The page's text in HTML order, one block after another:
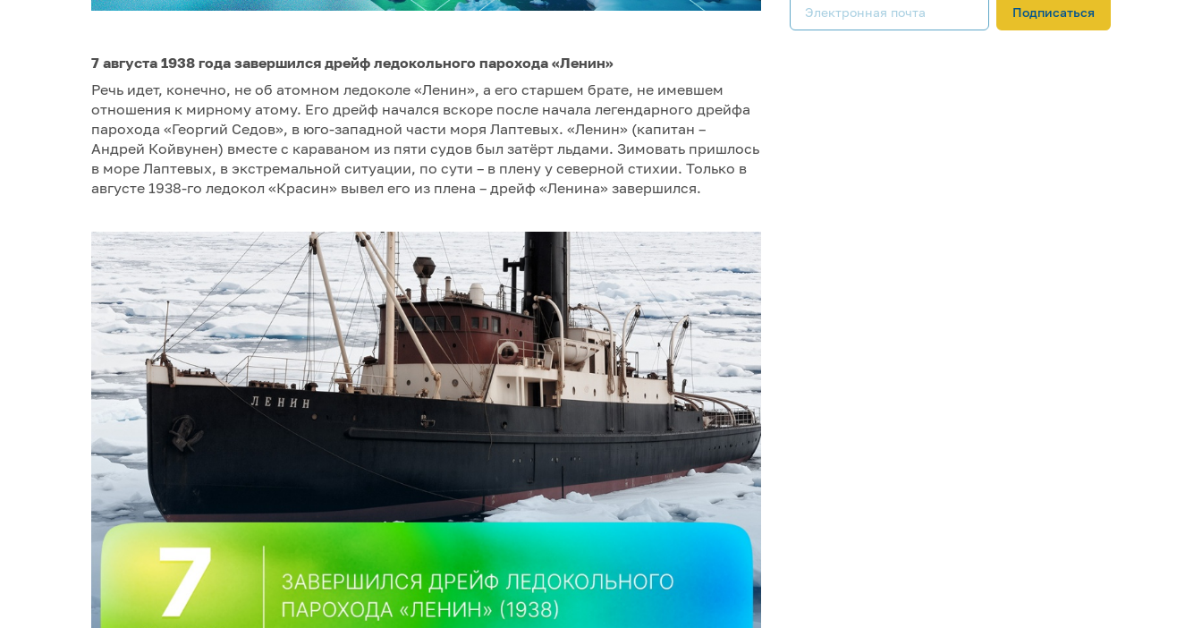
7 августа 1938 года завершился дрейф ледокольного парохода «Ленин»
Речь идет, конечно, не об атомном ледоколе «Ленин», а его старшем брате, не имевшем
отношения к мирному атому. Его дрейф начался вскоре после начала легендарного дрейфа
парохода «Георгий Седов», в юго-западной части моря Лаптевых. «Ленин» (капитан –
Андрей Койвунен) вместе с караваном из пяти судов был затёрт льдами. Зимовать пришлось
в море Лаптевых, в экстремальной ситуации, по сути – в плену у северной стихии. Только в
августе 1938-го ледокол «Красин» вывел его из плена – дрейф «Ленина» завершился.
Подписаться